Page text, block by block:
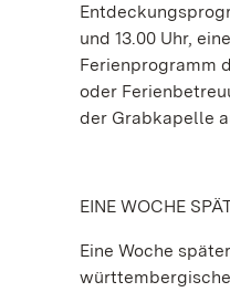
und 13.00 Uhr,
Ferienprogramm
oder
der Grabkapelle
EINE WOCHE
Eine Woche
württembergische